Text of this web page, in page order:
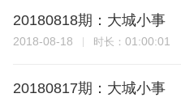
20180818期：大城小事
2018-08-18 时长： 01:00:01
20180817期：大城小事